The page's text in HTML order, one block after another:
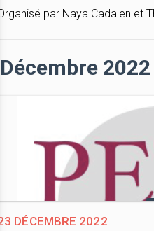
par Naya Cadalen et
Décembre 2022
décembre 2022